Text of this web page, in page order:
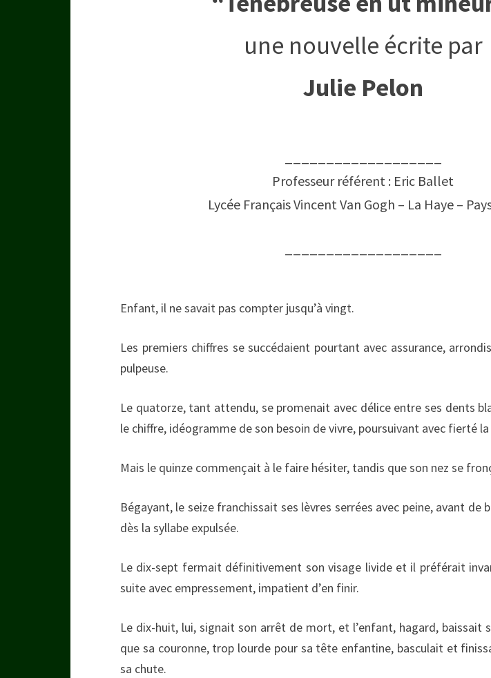
une nouvelle écrite par
Julie Pelon
Professeur référent : Eric Ballet
Lycée Français Vincent Van Gogh – La Haye –
Enfant, il ne savait pas compter jusqu’à vingt.
Les premiers chiffres se succédaient pourtant avec assurance,
pulpeuse.
Le quatorze, tant attendu, se promenait avec délice entre ses dents
le chiffre, idéogramme de son besoin de vivre, poursuivant avec fierté
Mais le quinze commençait à le faire hésiter, tandis que son nez se
Bégayant, le seize franchissait ses lèvres serrées avec peine, avant de
dès la syllabe expulsée.
Le dix-sept fermait définitivement son visage livide et il préférait
suite avec empressement, impatient d’en finir.
Le dix-huit, lui, signait son arrêt de mort, et l’enfant, hagard, baissait
que sa couronne, trop lourde pour sa tête enfantine, basculait et
sa chute.